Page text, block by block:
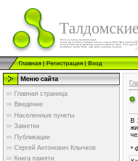
Главная|Регистрация|Вход
Меню сайта
Главная страница
Введение
Населенные пункты
Заметки
Публикации
Сергей Антонович Клычков
Книга памяти
В
*